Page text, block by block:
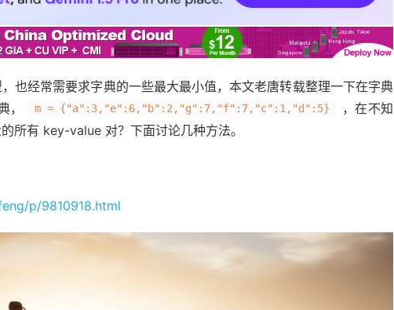
也经常需要求字典的一些最大最小值，本文老唐转载整理一下在字典
，
m = {"a":3,"e":6,"b":2,"g":7,"f":7,"c":1,"d":5}
，在不知
所有 key-value 对？下面讨论几种方法。
p/9810918.html